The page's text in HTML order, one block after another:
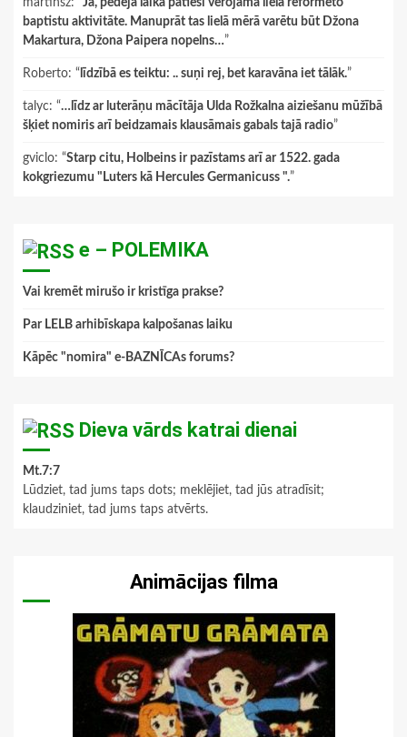
martinsz: “ Jā, pēdējā laikā patiesi vērojama liela reformēto
baptistu aktivitāte. Manuprāt tas lielā mērā varētu būt Džona
Makartura, Džona Paipera nopelns…”
Roberto: “ līdzībā es teiktu: .. suņi rej, bet karavāna iet tālāk.”
talyc: “…līdz ar luterāņu mācītāja Ulda Rožkalna aiziešanu mūžībā
šķiet nomiris arī beidzamais klausāmais gabals tajā radio”
gviclo: “Starp citu, Holbeins ir pazīstams arī ar 1522. gada
kokgriezumu "Luters kā Hercules Germanicuss ".”
e – POLEMIKA
Vai kremēt mirušo ir kristīga prakse?
Par LELB arhibīskapa kalpošanas laiku
Kāpēc "nomira" e-BAZNĪCAs forums?
Dieva vārds katrai dienai
Mt.7:7
Lūdziet, tad jums taps dots; meklējiet, tad jūs atradīsit;
klaudziniet, tad jums taps atvērts.
Animācijas filma